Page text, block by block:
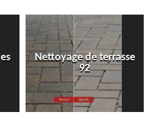
Nettoyage de terrasse
92